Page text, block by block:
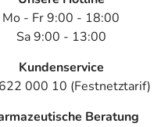
Mo - Fr 9:00 - 18:00
Sa 9:00 - 13:00
Kundenservice
000 10 (Festnetztarif)
Beratung